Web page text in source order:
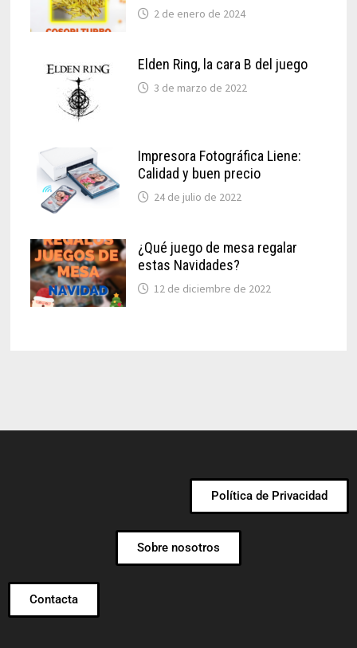
2 de enero de 2024
Elden Ring, la cara B del juego
3 de marzo de 2022
Impresora Fotográfica Liene:
Calidad y buen precio
24 de julio de 2022
¿Qué juego de mesa regalar
estas Navidades?
12 de diciembre de 2022
Política de Privacidad
Sobre nosotros
Contacta